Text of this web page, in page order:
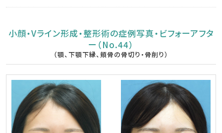
小顔・Vライン形成・整形術の症例写真・ビフォーアフタ
ー（No.44）
（顎、下顎下縁、頬骨の骨切り・骨削り）